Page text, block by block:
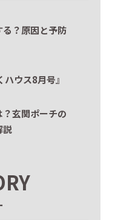
？原因と予防
ウス8月号』
玄関ポーチの
説